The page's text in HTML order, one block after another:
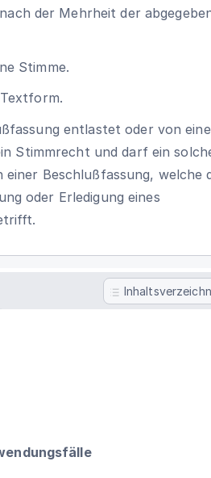
der Mehrheit der
Stimme.
entlastet oder von
Stimmrecht und darf ein
Beschlußfassung, welche
oder Erledigung eines